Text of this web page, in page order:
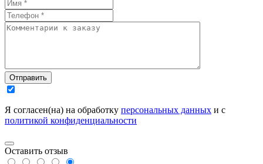
Отправить
Я согласен(на) на обработку персональных данных и с
политикой конфиденциальности
Оставить отзыв